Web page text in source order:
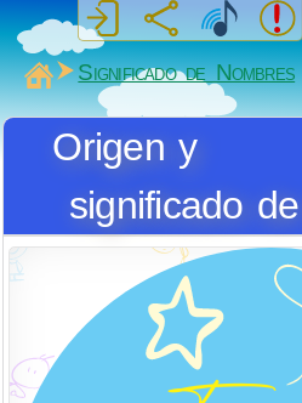
MiSabueso
Significado de Nombres
Origen y
significado